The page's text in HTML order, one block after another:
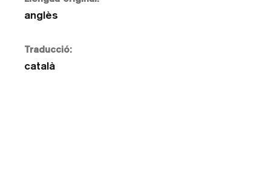
anglès
Traducció:
català